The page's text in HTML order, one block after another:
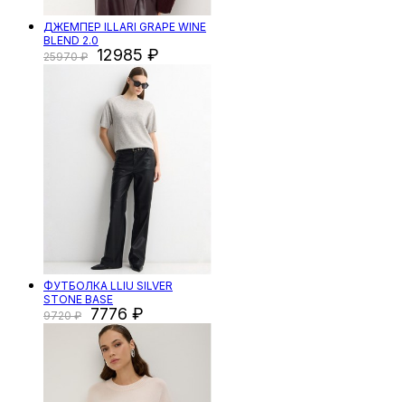
ДЖЕМПЕР ILLARI GRAPE WINE
BLEND 2.0
25970
12985
ФУТБОЛКА LLIU SILVER
STONE BASE
9720
7776